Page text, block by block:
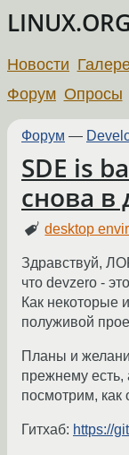
Новости
Форум Опросы
Форум —
SDE is
снова в
desktop
Здравствуй,
что devzero -
Как некоторые
полуживой
Планы и
прежнему
посмотрим, как
Гитхаб: https://